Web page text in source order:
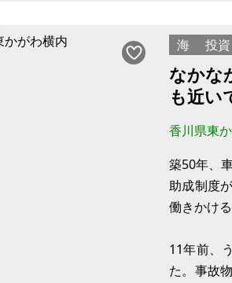
海 投資
なかな
も近い
香川県東
築50年、
助成制度
働きかけ
11年前、
た。事故